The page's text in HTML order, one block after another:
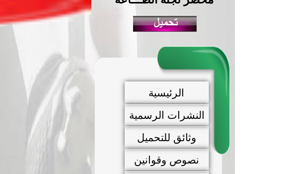
الرئيسية
النشرات الرسمية
وثائق للتحميل
نصوص وقوانين